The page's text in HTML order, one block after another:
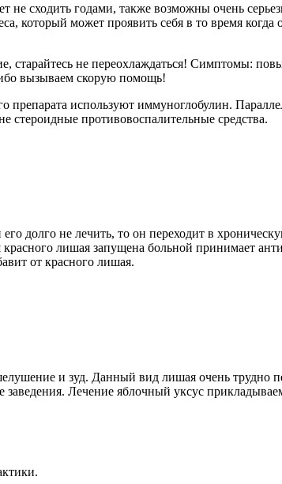
сходить годами, также возможны очень
, который может проявить себя в то время
старайтесь не переохлаждаться! Симптомы:
вызываем скорую помощь!
используют иммуноглобулин.
противовоспалительные средства.
долго не лечить, то он переходит в
лишая запущена больной принимает
от красного лишая.
и зуд. Данный вид лишая очень трудно
Лечение яблочный уксус